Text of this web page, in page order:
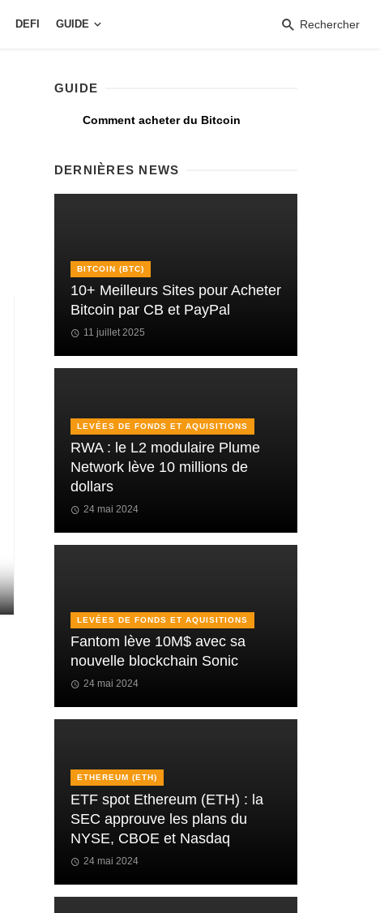
DEFI GUIDE Rechercher
GUIDE
Comment acheter du Bitcoin
DERNIÈRES NEWS
BITCOIN (BTC)
10+ Meilleurs Sites pour Acheter
Bitcoin par CB et PayPal
11 juillet 2025
LEVÉES DE FONDS ET AQUISITIONS
RWA : le L2 modulaire Plume
Network lève 10 millions de
dollars
24 mai 2024
LEVÉES DE FONDS ET AQUISITIONS
Fantom lève 10M$ avec sa
nouvelle blockchain Sonic
24 mai 2024
ETHEREUM (ETH)
ETF spot Ethereum (ETH) : la
SEC approuve les plans du
NYSE, CBOE et Nasdaq
24 mai 2024